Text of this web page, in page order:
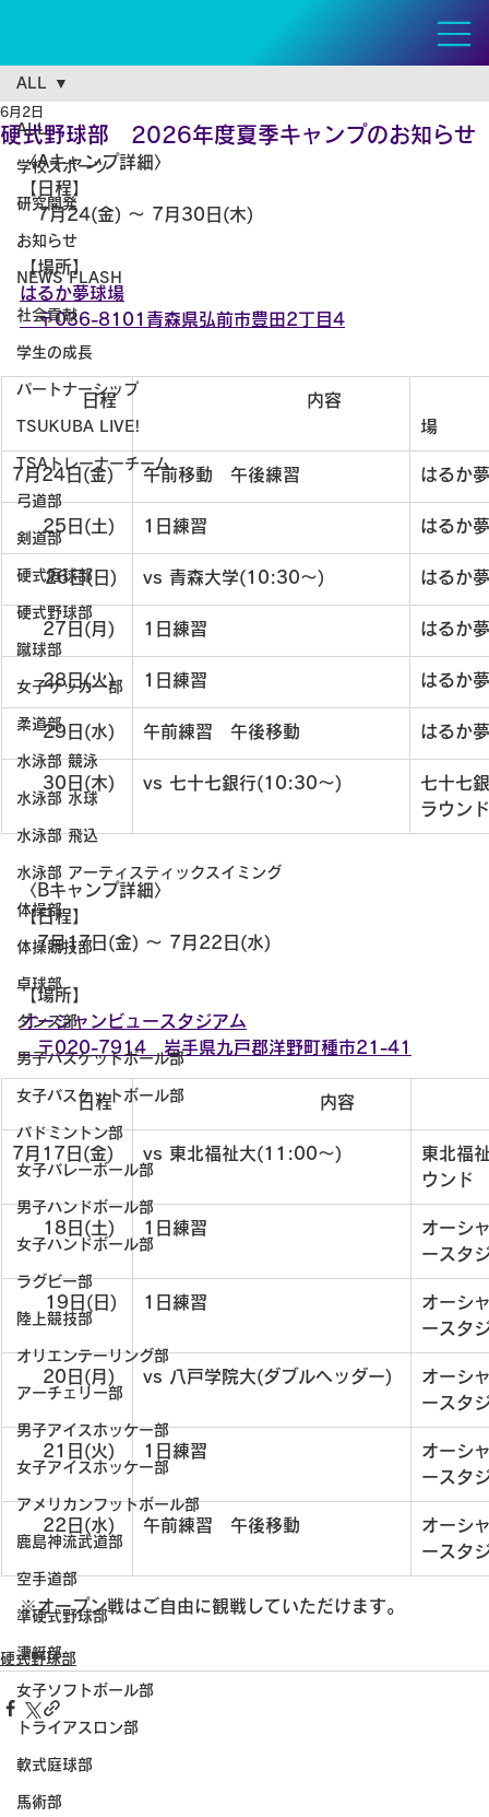
ALL
学校スポーツ
研究開発
お知らせ
NEWS FLASH
社会貢献
学生の成長
パートナーシップ
TSUKUBA LIVE!
TSAトレーナーチーム
弓道部
剣道部
硬式庭球部
硬式野球部
蹴球部
女子サッカー部
柔道部
水泳部 競泳
水泳部 水球
水泳部 飛込
水泳部 アーティスティックスイミング
体操部
体操競技部
卓球部
ダンス部
男子バスケットボール部
女子バスケットボール部
バドミントン部
女子バレーボール部
男子ハンドボール部
女子ハンドボール部
ラグビー部
陸上競技部
オリエンテーリング部
アーチェリー部
男子アイスホッケー部
女子アイスホッケー部
アメリカンフットボール部
鹿島神流武道部
空手道部
準硬式野球部
漕艇部
女子ソフトボール部
トライアスロン部
軟式庭球部
馬術部
ALL
硬式野球部 2026年度夏季キャンプのお知らせ
6月2日
〈Aキャンプ詳細〉
【日程】
7月24(金) 〜 7月30日(木)
【場所】
はるか夢球場
〒036-8101青森県弘前市豊田2丁目4
日程
                 　　　内容
場
7月24日(金) 午前移動　午後練習 はるか
25日(土) 1日練習 はるか
     26日(日)
vs 青森大学(10:30～) はるか
  　27日(月)
1日練習 はるか
28日(火) 1日練習 はるか
29日(水) 午前練習　午後移動 はるか
30日(木) vs 七十七銀行(10:30～)
七十七
ラウンド
〈Bキャンプ詳細〉
【日程】
7月17日(金) 〜 7月22日(水)
【場所】
オーシャンビュースタジアム
〒020-7914　岩手県九戸郡洋野町種市21-41
日程 内容
7月17日(金) vs 東北福祉大(11:00～)
東北福
ウンド
18日(土) 1日練習
オーシ
ースタ
     19日(日)
1日練習
オーシ
ースタ
20日(月) vs 八戸学院大(ダブルヘッダー)
オーシ
ースタ
21日(火) 1日練習
オーシ
ースタ
22日(水) 午前練習　午後移動
オーシ
ースタ
※オープン戦はご自由に観戦していただけます。
硬式野球部